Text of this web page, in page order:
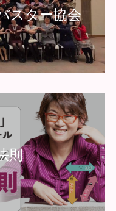
スター協会
則